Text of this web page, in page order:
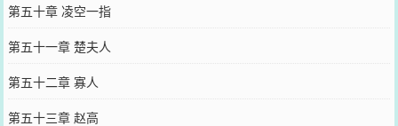
第五十章 凌空一指
第五十一章 楚夫人
第五十二章 寡人
第五十三章 赵高